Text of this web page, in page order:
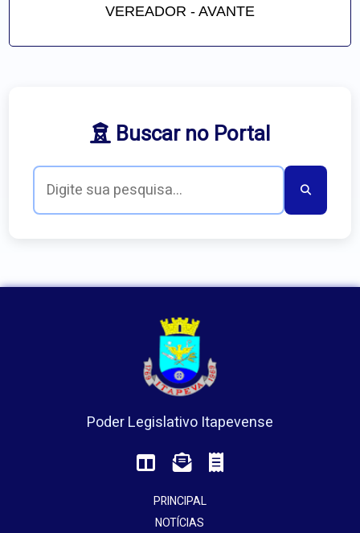
VEREADOR - AVANTE
Buscar no Portal
Poder Legislativo Itapevense
PRINCIPAL
NOTÍCIAS